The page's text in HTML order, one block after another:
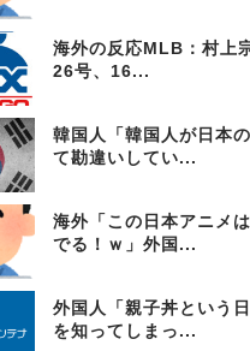
海外の反応MLB：村上
26号、16...
韓国人「韓国人が日本
て勘違いしてい...
海外「この日本アニメ
でる！ｗ」外国...
外国人「親子丼という
を知ってしまっ...